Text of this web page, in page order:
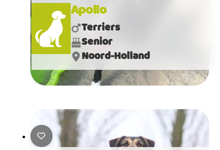
Apollo
Terriers
Senior
Noord-Holland